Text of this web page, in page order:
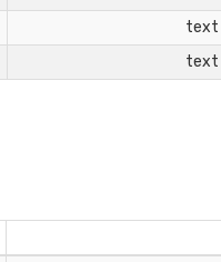
text
text